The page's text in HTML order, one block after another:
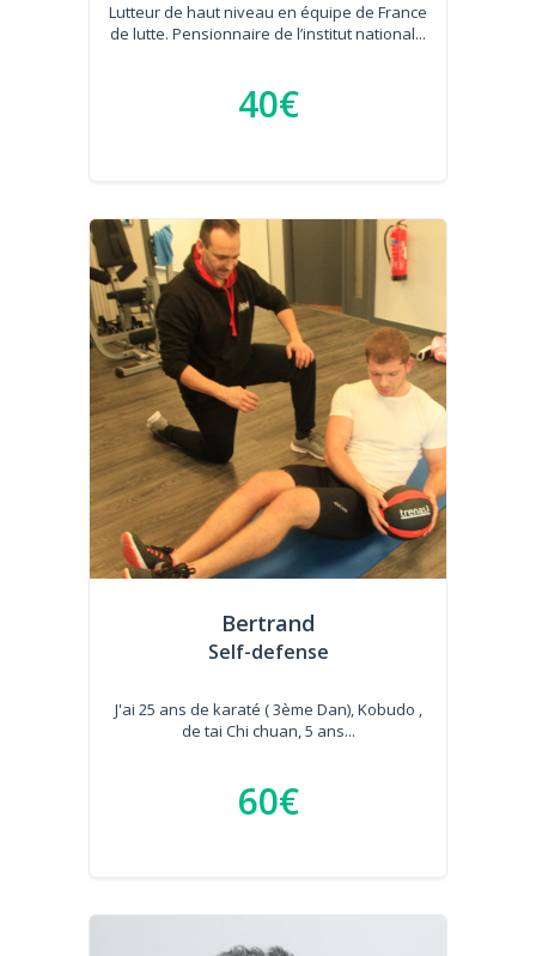
Lutteur de haut niveau en équipe de France
de lutte. Pensionnaire de l’institut national...
40€
Bertrand
Self-defense
J'ai 25 ans de karaté ( 3ème Dan), Kobudo ,
de tai Chi chuan, 5 ans...
60€